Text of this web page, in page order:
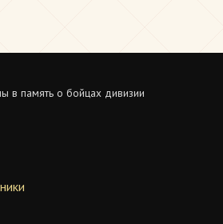
в память о бойцах дивизии